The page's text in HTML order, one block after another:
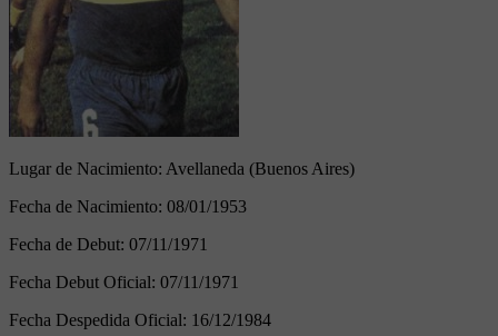
Lugar de Nacimiento: Avellaneda (Buenos Aires)
Fecha de Nacimiento: 08/01/1953
Fecha de Debut: 07/11/1971
Fecha Debut Oficial: 07/11/1971
Fecha Despedida Oficial: 16/12/1984